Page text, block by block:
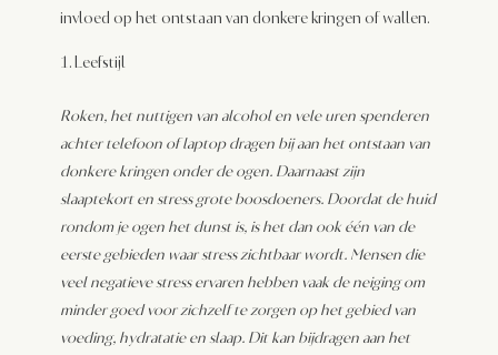
invloed op het ontstaan van donkere kringen of wallen.
Leefstijl
Roken, het nuttigen van alcohol en vele uren spenderen
achter telefoon of laptop dragen bij aan het ontstaan van
donkere kringen onder de ogen. Daarnaast zijn
slaaptekort en stress grote boosdoeners. Doordat de huid
rondom je ogen het dunst is, is het dan ook één van de
eerste gebieden waar stress zichtbaar wordt. Mensen die
veel negatieve stress ervaren hebben vaak de neiging om
minder goed voor zichzelf te zorgen op het gebied van
voeding, hydratatie en slaap. Dit kan bijdragen aan het